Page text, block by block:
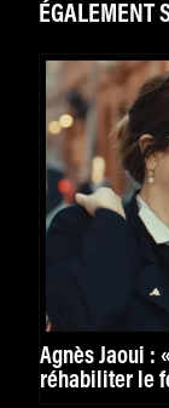
ÉGALEMENT
Agnès Jaoui :
réhabiliter le